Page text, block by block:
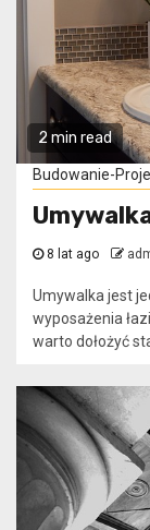
2 min read
Budowanie-
8 lat ago
Umywalka jest
wyposażenia
warto dołożyć